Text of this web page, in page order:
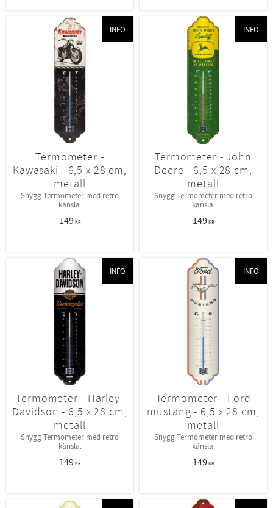
Termometer -
Kawasaki - 6,5 x 28 cm,
metall
Snygg Termometer med retro
känsla.
149KR
INFO
Termometer - John
Deere - 6,5 x 28 cm,
metall
Snygg Termometer med retro
känsla.
149KR
INFO
Termometer - Harley-
Davidson - 6,5 x 28 cm,
metall
Snygg Termometer med retro
känsla.
149KR
INFO
Termometer - Ford
mustang - 6,5 x 28 cm,
metall
Snygg Termometer med retro
känsla.
149KR
INFO